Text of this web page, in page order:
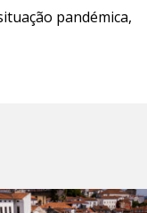
pandémica,